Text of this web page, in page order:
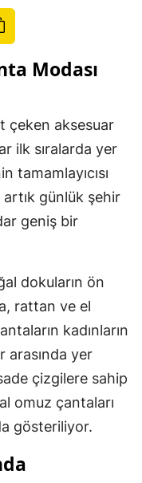
Modası
çeken aksesuar
ilk sıralarda yer
tamamlayıcısı
artık günlük şehir
geniş bir
dokuların ön
rattan ve el
kadınların
arasında yer
çizgilere sahip
omuz çantaları
gösteriliyor.